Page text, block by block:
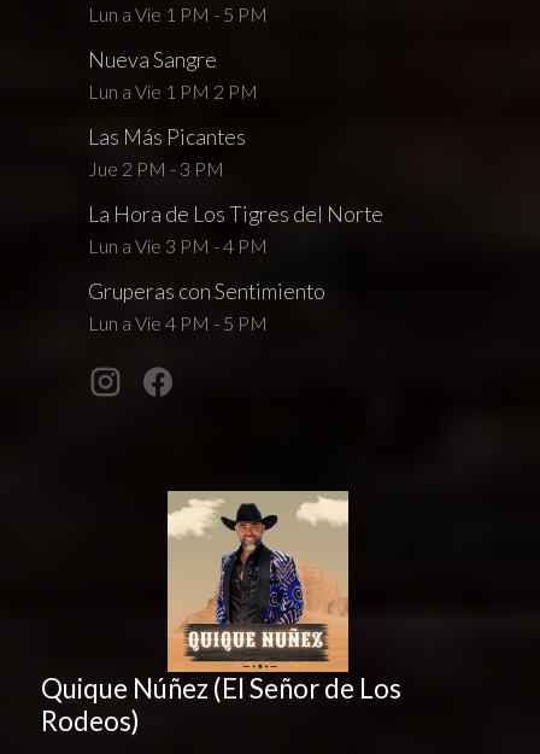
Lun a Vie 1 PM - 5 PM
Nueva Sangre
Lun a Vie 1 PM 2 PM
Las Más Picantes
Jue 2 PM - 3 PM
La Hora de Los Tigres del Norte
Lun a Vie 3 PM - 4 PM
Gruperas con Sentimiento
Lun a Vie 4 PM - 5 PM
Quique Núñez (El Señor de Los
Rodeos)